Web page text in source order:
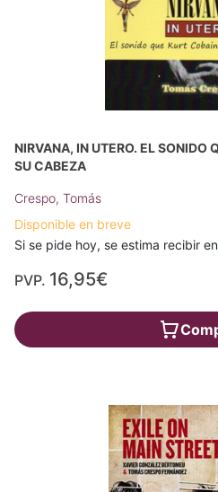
NIRVANA, IN UTERO. EL SONIDO
SU CABEZA
Crespo, Tomás
Disponible en breve
Si se pide hoy, se estima recibir
PVP. 16,95€